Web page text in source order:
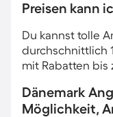
Preisen kann
Du kannst tolle
durchschnittlich
mit Rabatten bis
Dänemark
Möglichkeit,